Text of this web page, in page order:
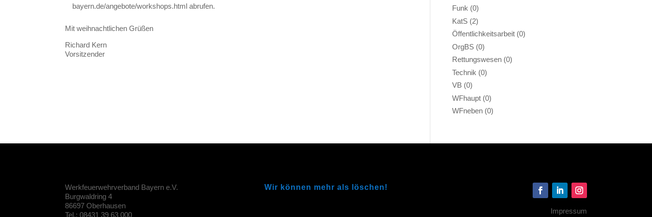
bayern.de/angebote/workshops.html abrufen.
Mit weihnachtlichen Grüßen
Richard Kern
Vorsitzender
Funk (0)
KatS (2)
Öffentlichkeitsarbeit (0)
OrgBS (0)
Rettungswesen (0)
Technik (0)
VB (0)
WFhaupt (0)
WFneben (0)
Werkfeuerwehrverband Bayern e.V.
Burgwaldring 4
86697 Oberhausen
Tel.: 08431 39 63 000
Wir können mehr als löschen!
Impressum